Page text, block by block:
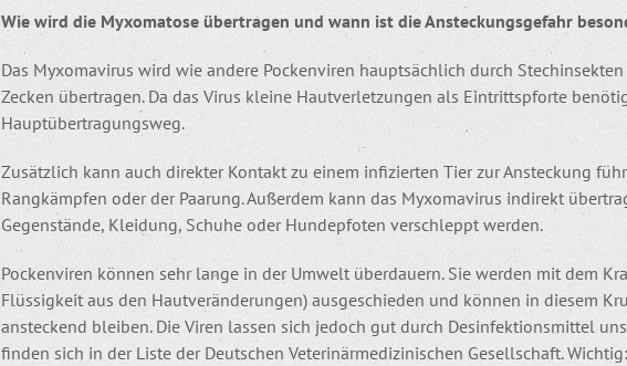
Wie wird die Myxomatose übertragen und wann ist die Ansteckungsgefahr
Das Myxomavirus wird wie andere Pockenviren hauptsächlich durch
Zecken übertragen. Da das Virus kleine Hautverletzungen als Eintrittspforte
Hauptübertragungsweg.
Zusätzlich kann auch direkter Kontakt zu einem infizierten Tier zur Ansteckung
Rangkämpfen oder der Paarung. Außerdem kann das Myxomavirus indirekt
Gegenstände, Kleidung, Schuhe oder Hundepfoten verschleppt werden.
Pockenviren können sehr lange in der Umwelt überdauern. Sie werden mit dem
Flüssigkeit aus den Hautveränderungen) ausgeschieden und können in diesem
ansteckend bleiben. Die Viren lassen sich jedoch gut durch Desinfektionsmittel
finden sich in der Liste der Deutschen Veterinärmedizinischen Gesellschaft.